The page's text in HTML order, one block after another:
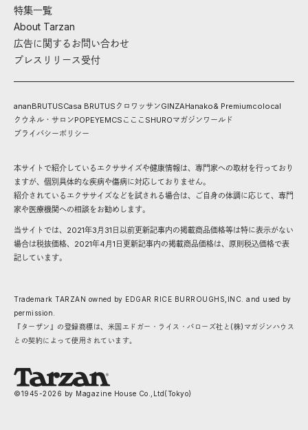
特集一覧
About Tarzan
広告に関するお問い合わせ
プレスリリース受付
ananBRUTUSCasa BRUTUS クロワッサンGINZAHanako& Premiumcolocal
クウネル・サロンPOPEYEMCS こここ SHUROマガジンワールド
プライバシーポリシー
本サイトで紹介しているエクササイズや健康情報は、専門家への取材を行っており
ますが、個別具体的な疾病や傷病に対応しておりません。
紹介されているエクササイズなどを試される場合は、ご自身の体調に応じて、専門
家や医療機関への相談をお勧めします。
当サイトでは、2021年3月31日以前更新記事内の掲載商品価格等は特に表示がない
場合は税抜価格、2021年4月1日更新記事内の掲載商品価格は、原則税込価格で表
記しています。
Trademark TARZAN owned by EDGAR RICE BURROUGHS,INC. and used by
permission.
『ターザン』の登録商標は、米国エドガー・ライス・バローズ社と(株)マガジンハウス
との契約によって使用されています。
©1945-2026 by Magazine House Co.,Ltd(Tokyo)